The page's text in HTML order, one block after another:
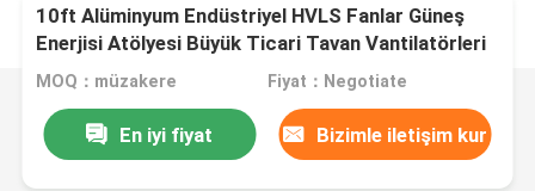
10ft Alüminyum Endüstriyel HVLS Fanlar Güneş
Enerjisi Atölyesi Büyük Ticari Tavan Vantilatörleri
MOQ：müzakere Fiyat：Negotiate
En iyi fiyat Bizimle iletişim kur